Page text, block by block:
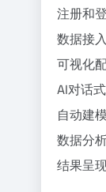
注册和
数据接
可视化
AI对话
自动建
数据分
结果呈